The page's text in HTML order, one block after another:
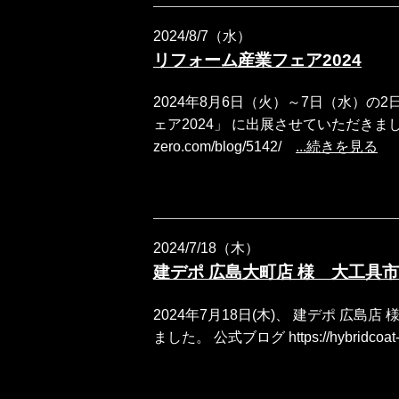
2024/8/7（水）
リフォーム産業フェア2024
2024年8月6日（火）～7日（水）の2
ェア2024」 に出展させていただきま
zero.com/blog/5142/ ...続きを見る
2024/7/18（木）
建デポ 広島大町店 様 大工具市
2024年7月18日(木)、 建デポ 広島店
ました。 公式ブログ https://